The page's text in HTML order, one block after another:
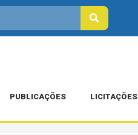
PUBLICAÇÕES LICITAÇÕES